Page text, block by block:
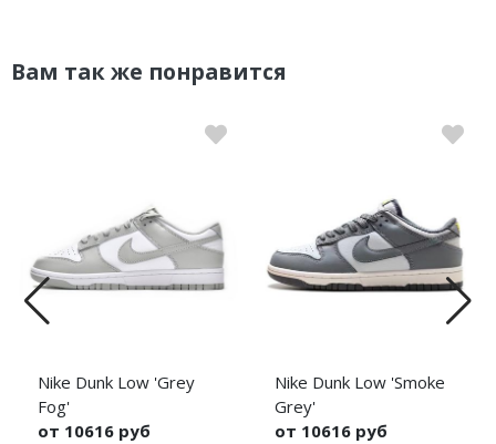
Вам так же понравится
Nike Dunk Low 'Grey
Fog'
от 10616 руб
Nike Dunk Low 'Smoke
Grey'
от 10616 руб